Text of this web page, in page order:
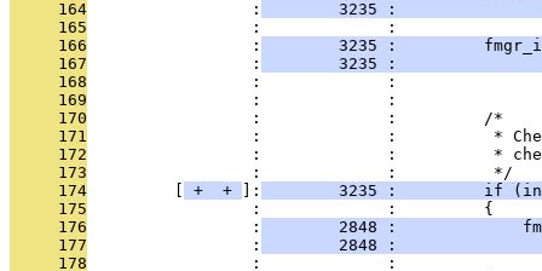
     164
                 :
3235 :
     165
:             :
     166
                 :
3235 :
     167
                 :
3235 :
     168
:             :
     169
                 :             :
     170
                 :             :         /*
     171
:             :          *
     172
:             :          *
     173
                 :             :          */
     174
+ + ]:
3235 :         if
     175
                 :             :         {
     176
                 :
2848 :
     177
                 :
2848 :
     178
:             :